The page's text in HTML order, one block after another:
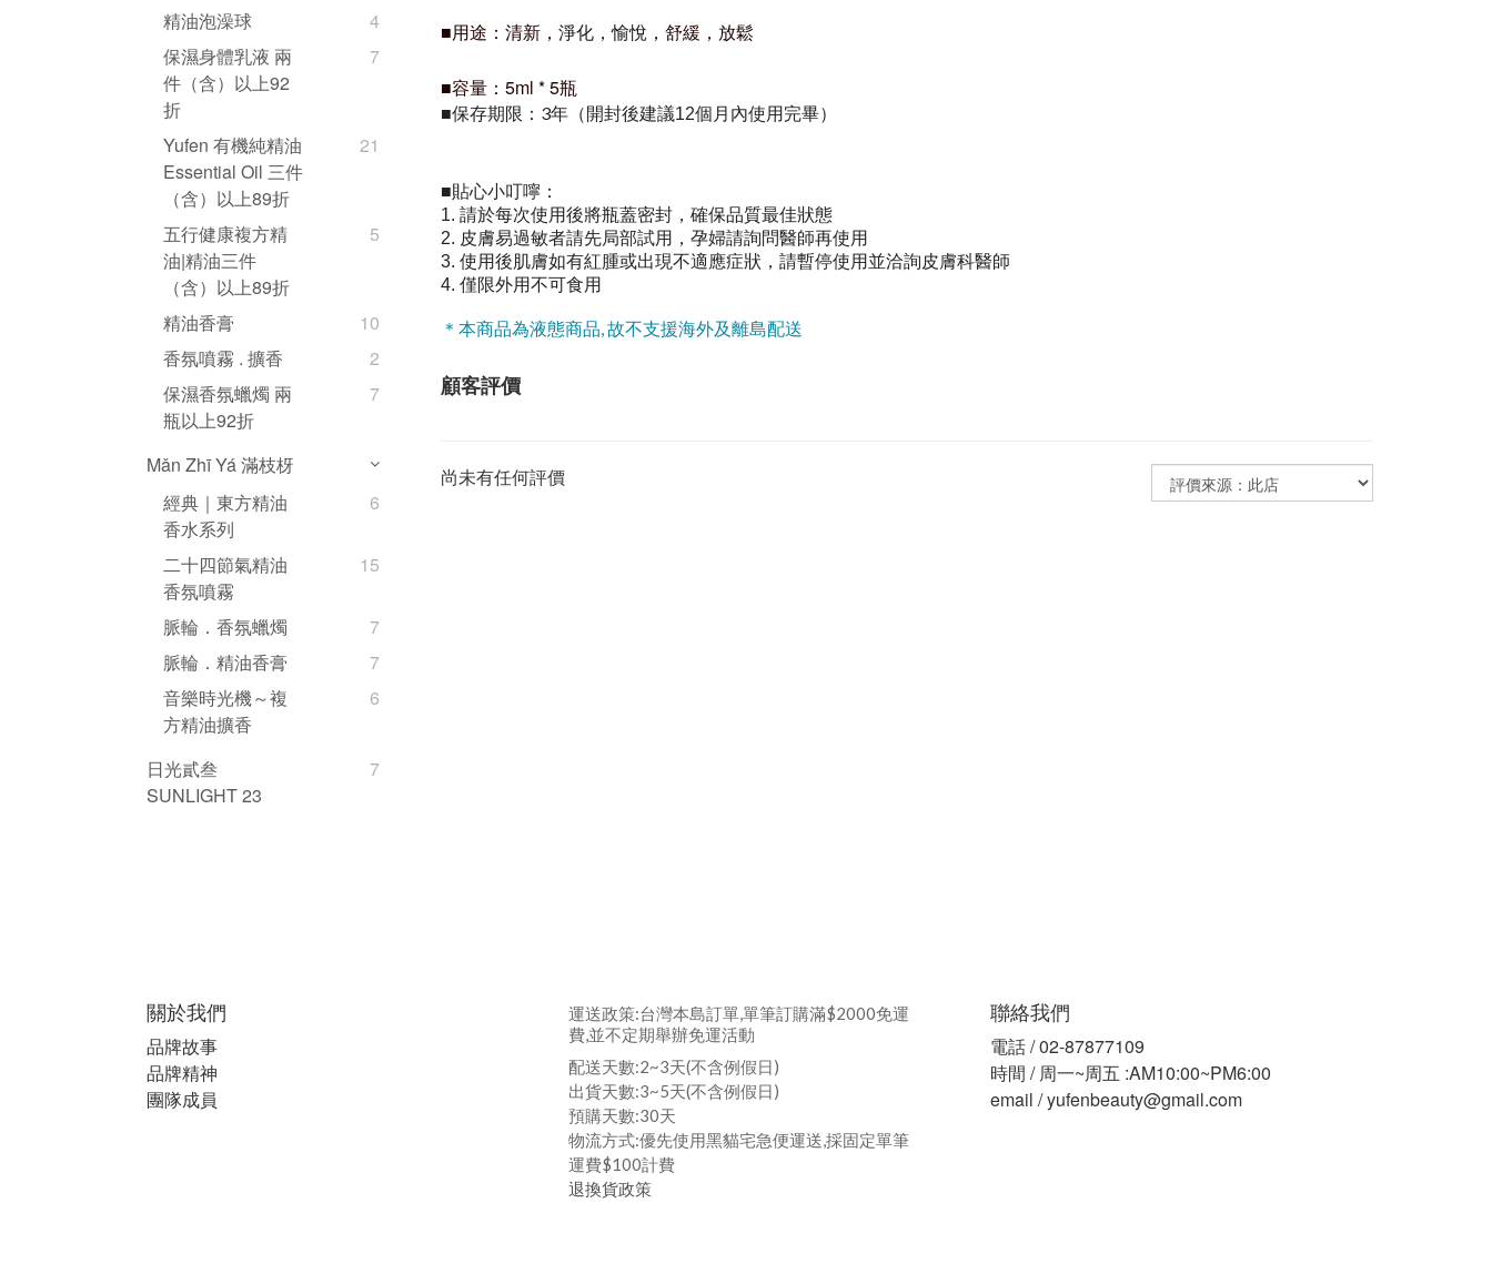
精油泡澡球
4
保濕身體乳液 兩
件（含）以上92
折
7
Yufen 有機純精油
Essential Oil 三件
（含）以上89折
21
五行健康複方精
油|精油三件
（含）以上89折
5
精油香膏
10
香氛噴霧 . 擴香
2
保濕香氛蠟燭 兩
瓶以上92折
7
Mǎn Zhī Yá 滿枝枒
經典｜東方精油
香水系列
6
二十四節氣精油
香氛噴霧
15
脈輪．香氛蠟燭
7
脈輪．精油香膏
7
音樂時光機～複
方精油擴香
6
日光貳叁
SUNLIGHT 23
7
■用途：清新， 淨化，愉悅 ，舒緩，放鬆
■容量：5ml * 5瓶
■保存期限：3年（ 開封後建議12個月內使用完畢）
■貼心小叮嚀：
1. 請於每次使用後將瓶蓋密封，確保品質最佳狀態
2. 皮膚易過敏者請先局部試用， 孕婦請詢問醫師再使用
3. 使用後肌膚如有紅腫或出現不適應症狀，請暫停使用並洽詢皮膚科醫師
4. 僅限外用不可食用
＊本商品為液態商品, 故不支援海外及離島配送
顧客評價
尚未有任何評價
關於我們
品牌故事
品牌精神
團隊成員
運送政策:台灣本島訂單,單筆訂購滿$2000免運
費,並不定期舉辦免運活動
配送天數:2~3天(不含例假日)
出貨天數:3~5天(不含例假日)
預購天數:30天
物流方式:優先使用黑貓宅急便運送,採固定單筆
運費$100計費
退換貨政策
聯絡我們
電話 / 02-87877109
時間 / 周一~周五 :AM10:00~PM6:00
email / yufenbeauty@gmail.com